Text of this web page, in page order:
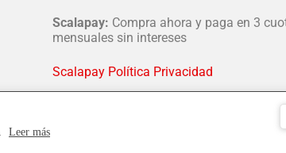
Leer más
Scalapay: Compra ahora y paga en 3
mensuales sin intereses
Scalapay Política Privacidad